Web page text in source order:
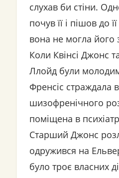
слухав би стіни.
почув її і пішов до
вона не могла його
Коли Квінсі Джонс
Ллойд були
Френсіс страждала
шизофренічного
поміщена в
Старший Джонс
одружився на
було троє власних